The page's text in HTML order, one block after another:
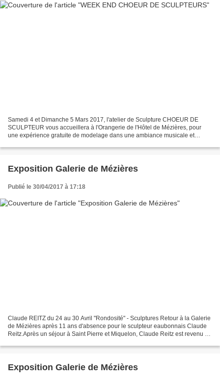
Samedi 4 et Dimanche 5 Mars 2017, l'atelier de Sculpture CHOEUR DE
SCULPTEUR vous accueillera à l'Orangerie de l'Hôtel de Mézières, pour
une expérience gratuite de modelage dans une ambiance musicale et
Exposition Galerie de Mézières
Publié le 30/04/2017 à 17:18
Claude REITZ du 24 au 30 Avril "Rondosité" - Sculptures Retour à la Galerie
de Mézières après 11 ans d'absence pour le sculpteur eaubonnais Claude
Reitz.Après un séjour à Saint Pierre et Miquelon, Claude Reitz est revenu en
Exposition Galerie de Mézières